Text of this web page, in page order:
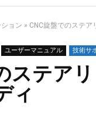
ョン » CNC旋盤でのステ
ユーザーマニュアル 技術サ
ステア
ィ